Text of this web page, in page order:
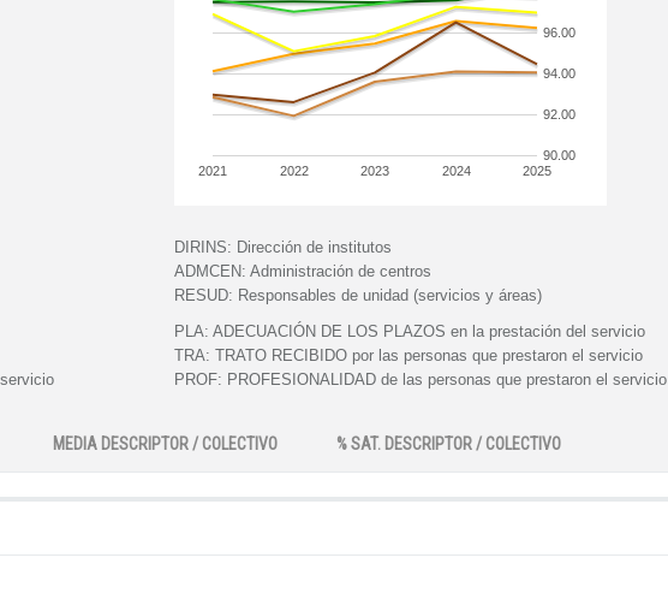
2021 2022 2023 2024 2025
90.00
92.00
94.00
96.00
DIRINS: Dirección de institutos
ADMCEN: Administración de centros
RESUD: Responsables de unidad (servicios y áreas)
PLA: ADECUACIÓN DE LOS PLAZOS en la prestación del servicio
TRA: TRATO RECIBIDO por las personas que prestaron el servicio
PROF: PROFESIONALIDAD de las personas que prestaron el servicio
MEDIA DESCRIPTOR / COLECTIVO % SAT. DESCRIPTOR / COLECTIVO